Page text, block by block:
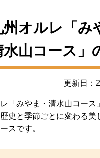
州オルレ「み
水山コース」
更新日：
「みやま・清水山コース
史と季節ごとに変わる美
スです。